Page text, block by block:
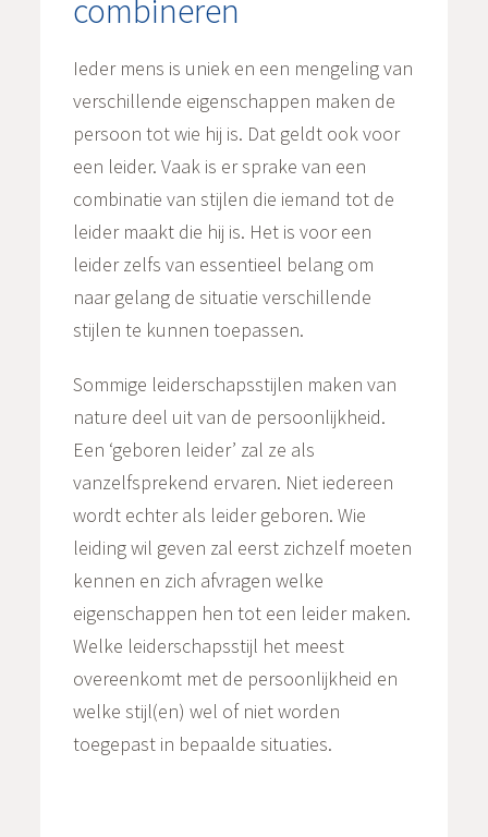
combineren
Ieder mens is uniek en een mengeling van
verschillende eigenschappen maken de
persoon tot wie hij is. Dat geldt ook voor
een leider. Vaak is er sprake van een
combinatie van stijlen die iemand tot de
leider maakt die hij is. Het is voor een
leider zelfs van essentieel belang om
naar gelang de situatie verschillende
stijlen te kunnen toepassen.
Sommige leiderschapsstijlen maken van
nature deel uit van de persoonlijkheid.
Een ‘geboren leider’ zal ze als
vanzelfsprekend ervaren. Niet iedereen
wordt echter als leider geboren. Wie
leiding wil geven zal eerst zichzelf moeten
kennen en zich afvragen welke
eigenschappen hen tot een leider maken.
Welke leiderschapsstijl het meest
overeenkomt met de persoonlijkheid en
welke stijl(en) wel of niet worden
toegepast in bepaalde situaties.